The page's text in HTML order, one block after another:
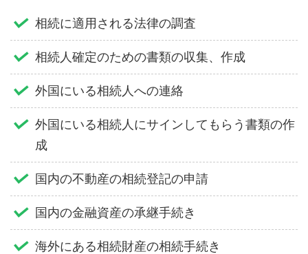
相続に適用される法律の調査
相続人確定のための書類の収集、作成
外国にいる相続人への連絡
外国にいる相続人にサインしてもらう書類の作
成
国内の不動産の相続登記の申請
国内の金融資産の承継手続き
海外にある相続財産の相続手続き